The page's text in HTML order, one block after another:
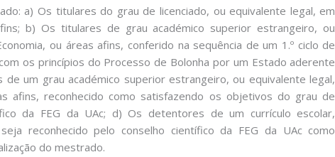
a) Os titulares do grau de licenciado, ou equivalente legal, em
b) Os titulares de grau académico superior estrangeiro, ou
ou áreas afins, conferido na sequência de um 1.º ciclo de
os princípios do Processo de Bolonha por um Estado aderente
um grau académico superior estrangeiro, ou equivalente legal,
afins, reconhecido como satisfazendo os objetivos do grau de
da FEG da UAc; d) Os detentores de um currículo escolar,
reconhecido pelo conselho científico da FEG da UAc como
do mestrado.